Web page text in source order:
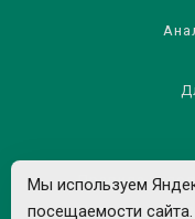
Правила
Политика
Мы используем
посещаемости